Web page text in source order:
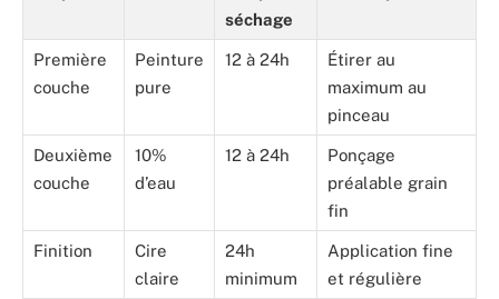
séchage
Première
couche
Peinture
pure
12 à 24h
Étirer au
maximum au
pinceau
Deuxième
couche
10%
d’eau
12 à 24h
Ponçage
préalable grain
fin
Finition
Cire
claire
24h
minimum
Application fine
et régulière